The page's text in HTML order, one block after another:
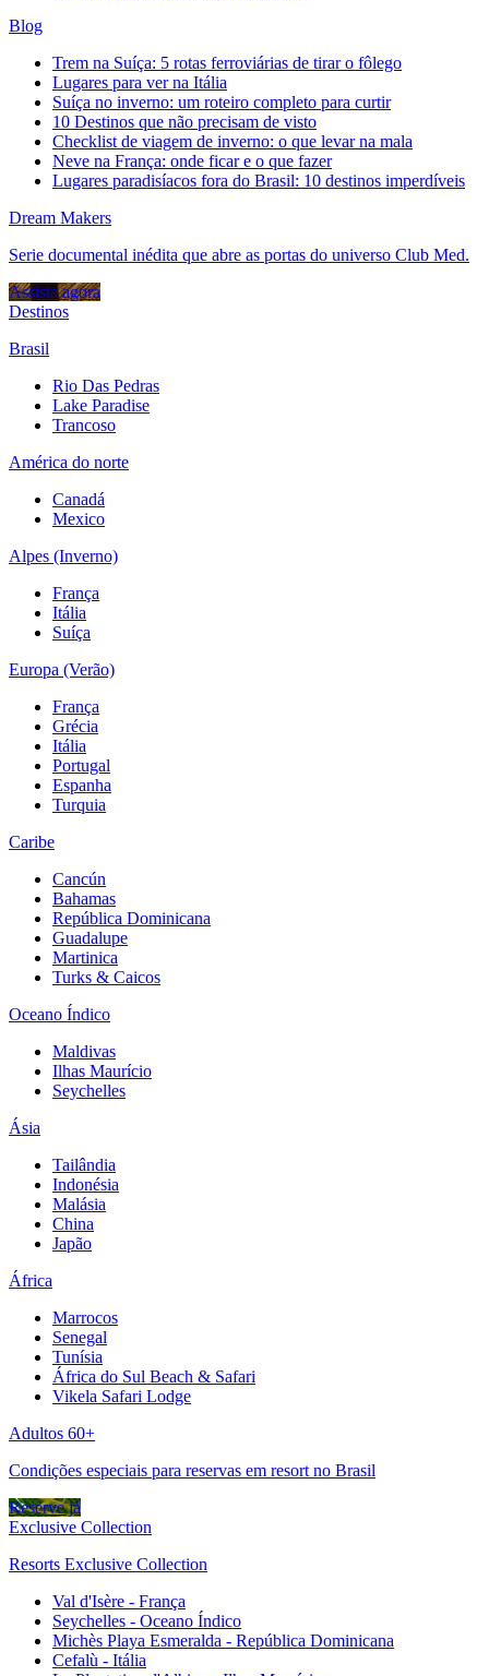
Blog
Trem na Suíça: 5 rotas ferroviárias de tirar o fôlego
Lugares para ver na Itália
Suíça no inverno: um roteiro completo para curtir
10 Destinos que não precisam de visto
Checklist de viagem de inverno: o que levar na mala
Neve na França: onde ficar e o que fazer
Lugares paradisíacos fora do Brasil: 10 destinos imperdíveis
Dream Makers
Serie documental inédita que abre as portas do universo Club Med.
Assista agora
Destinos
Brasil
Rio Das Pedras
Lake Paradise
Trancoso
América do norte
Canadá
Mexico
Alpes (Inverno)
França
Itália
Suíça
Europa (Verão)
França
Grécia
Itália
Portugal
Espanha
Turquia
Caribe
Cancún
Bahamas
República Dominicana
Guadalupe
Martinica
Turks & Caicos
Oceano Índico
Maldivas
Ilhas Maurício
Seychelles
Ásia
Tailândia
Indonésia
Malásia
China
Japão
África
Marrocos
Senegal
Tunísia
África do Sul Beach & Safari
Vikela Safari Lodge
Adultos 60+
Condições especiais para reservas em resort no Brasil
Reserve já
Exclusive Collection
Resorts Exclusive Collection
Val d'Isère - França
Seychelles - Oceano Índico
Michès Playa Esmeralda - República Dominicana
Cefalù - Itália